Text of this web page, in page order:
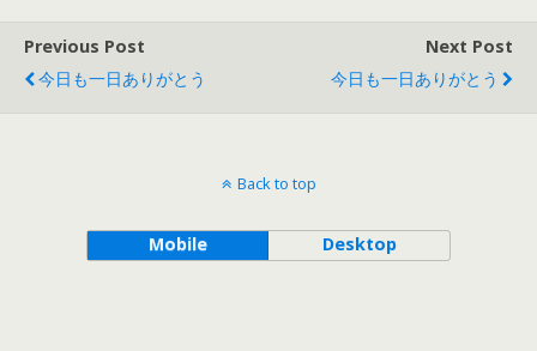
Previous Post
今日も一日ありがとう
Next Post
今日も一日ありがとう
Back to top
Mobile Desktop